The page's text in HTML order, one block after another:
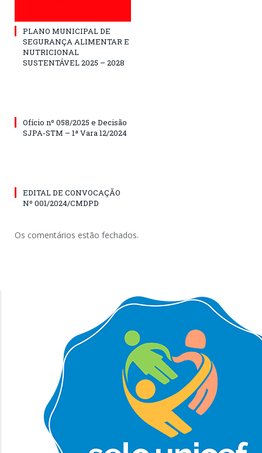
PLANO MUNICIPAL DE
SEGURANÇA ALIMENTAR E
NUTRICIONAL
SUSTENTÁVEL 2025 – 2028
Ofício nº 058/2025 e Decisão
SJPA-STM – 1ª Vara 12/2024
EDITAL DE CONVOCAÇÃO
Nº 001/2024/CMDPD
Os comentários estão fechados.